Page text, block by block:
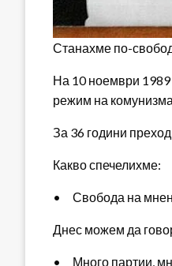
Станахме по-
На 10 ноември 1989
режим на
За 36 години
Какво спечелихме:
• Свобода на
Днес можем да
• Много партии,